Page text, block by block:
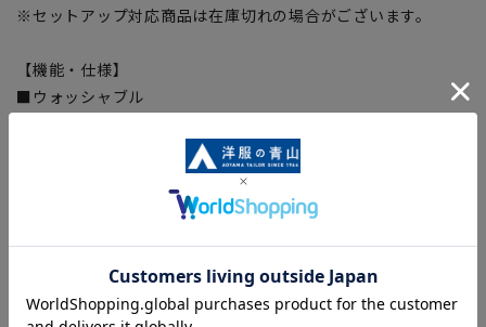
※セットアップ対応商品は在庫切れの場合がございます。
【機能・仕様】
■ウォッシャブル
機またはシャワークリーンの2通りの洗濯可
シワができにくく窮屈感を軽減させる伸縮性のある素材を使用
『Clearn Circle®』を使用。
■Plastics Smart